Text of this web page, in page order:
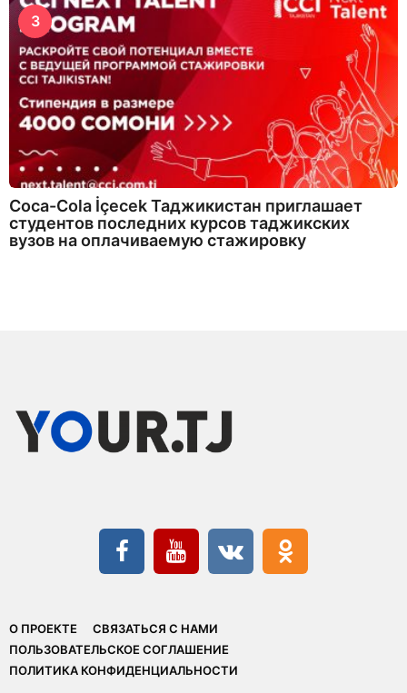
3
Coca-Cola İçecek Таджикистан приглашает
студентов последних курсов таджикских
вузов на оплачиваемую стажировку
О ПРОЕКТЕ
СВЯЗАТЬСЯ С НАМИ
ПОЛЬЗОВАТЕЛЬСКОЕ СОГЛАШЕНИЕ
ПОЛИТИКА КОНФИДЕНЦИАЛЬНОСТИ